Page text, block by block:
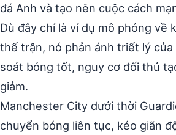
đá Anh và tạo nên cuộc cách
Dù đây chỉ là ví dụ mô phỏng về
thế trận, nó phản ánh triết lý của
soát bóng tốt, nguy cơ đối thủ
giảm.
Manchester City dưới thời
chuyển bóng liên tục, kéo giãn